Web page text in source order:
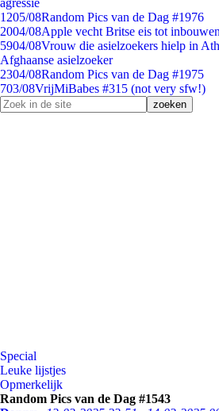
agressie
1205/08Random Pics van de Dag #1976
2004/08Apple vecht Britse eis tot
5904/08Vrouw die asielzoekers hielp in
Afghaanse asielzoeker
2304/08Random Pics van de Dag #1975
703/08VrijMiBabes #315 (not very sfw!)
Special
Leuke lijstjes
Opmerkelijk
Random Pics van de Dag #1543